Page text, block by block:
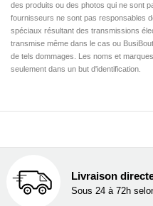
des produits ou des photos qui ne sont
fournisseurs ne sont pas responsables
spéciaux résultant des transmissions
transmise même dans le cas ou
de tels dommages. Les noms et
seulement dans un but d'identification.
Livraison
Sous 24 à 72h